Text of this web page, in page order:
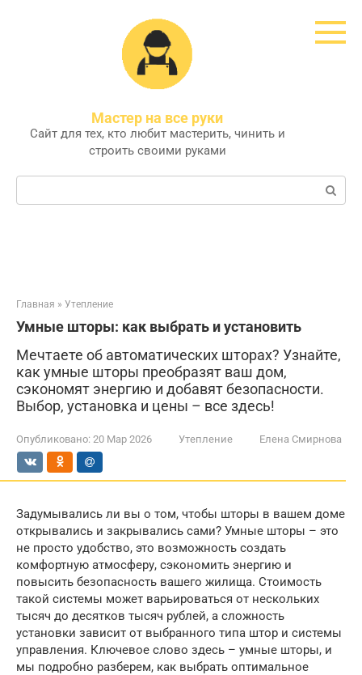
Мастер на все руки
Сайт для тех, кто любит мастерить, чинить и
строить своими руками
Поиск:
Главная » Утепление
Умные шторы: как выбрать и установить
Мечтаете об автоматических шторах? Узнайте,
как умные шторы преобразят ваш дом,
сэкономят энергию и добавят безопасности.
Выбор, установка и цены – все здесь!
Опубликовано: 20 Мар 2026 Утепление Елена Смирнова
Задумывались ли вы о том, чтобы шторы в вашем доме
открывались и закрывались сами? Умные шторы – это
не просто удобство, это возможность создать
комфортную атмосферу, сэкономить энергию и
повысить безопасность вашего жилища. Стоимость
такой системы может варьироваться от нескольких
тысяч до десятков тысяч рублей, а сложность
установки зависит от выбранного типа штор и системы
управления. Ключевое слово здесь – умные шторы, и
мы подробно разберем, как выбрать оптимальное